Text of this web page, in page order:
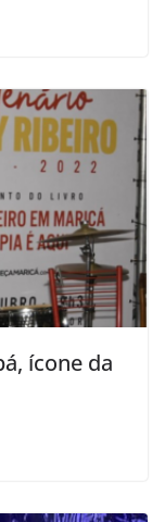
ícone da